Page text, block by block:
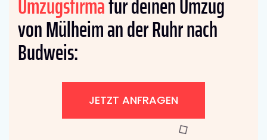
von Mülheim an der Ruhr nach
Budweis:
JETZT ANFRAGEN